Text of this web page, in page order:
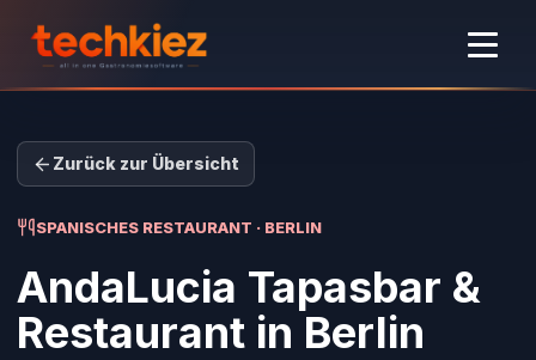
Zurück zur Übersicht
SPANISCHES RESTAURANT · BERLIN
AndaLucia Tapasbar &
Restaurant in Berlin